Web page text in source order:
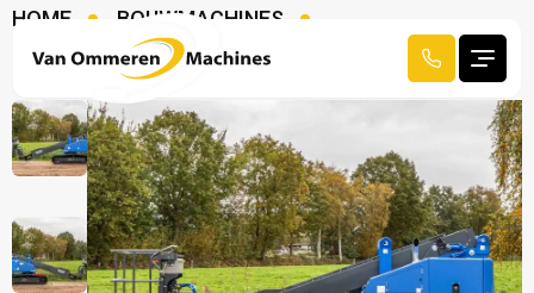
HOME
BOUWMACHINES
HOOGWERKERS
AICHI SR12 CSM